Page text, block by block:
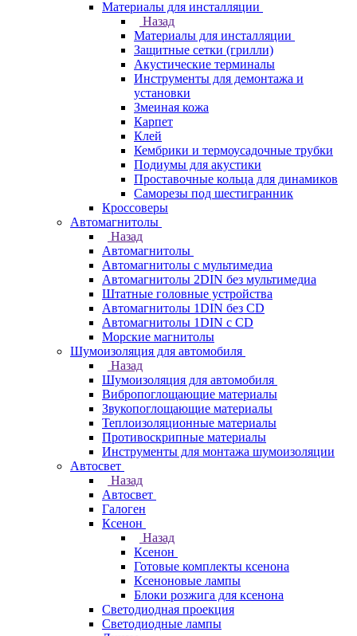
Материалы для инсталляции
Назад
Материалы для инсталляции
Защитные сетки (грилли)
Акустические терминалы
Инструменты для демонтажа и
установки
Змеиная кожа
Карпет
Клей
Кембрики и термоусадочные трубки
Подиумы для акустики
Проставочные кольца для динамиков
Саморезы под шестигранник
Кроссоверы
Автомагнитолы
Назад
Автомагнитолы
Автомагнитолы с мультимедиа
Автомагнитолы 2DIN без мультимедиа
Штатные головные устройства
Автомагнитолы 1DIN без CD
Автомагнитолы 1DIN с CD
Морские магнитолы
Шумоизоляция для автомобиля
Назад
Шумоизоляция для автомобиля
Вибропоглощающие материалы
Звукопоглощающие материалы
Теплоизоляционные материалы
Противоскрипные материалы
Инструменты для монтажа шумоизоляции
Автосвет
Назад
Автосвет
Галоген
Ксенон
Назад
Ксенон
Готовые комплекты ксенона
Ксеноновые лампы
Блоки розжига для ксенона
Светодиодная проекция
Светодиодные лампы